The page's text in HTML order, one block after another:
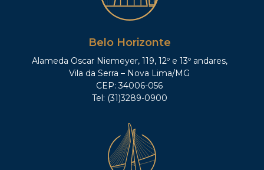
Belo Horizonte
Alameda Oscar Niemeyer, 119, 12º e 13º andares,
Vila da Serra – Nova Lima/MG
CEP: 34006-056
Tel: (31)3289-0900